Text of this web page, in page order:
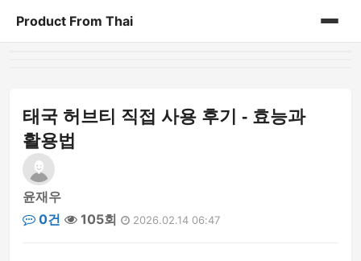
Product From Thai
태국 허브티 직접 사용 후기 - 효능과
활용법
윤재우
0건
105회 2026.02.14 06:47